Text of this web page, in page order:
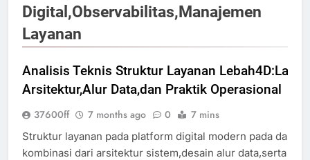
Digital,Observabilitas,Manajemen
Layanan
Analisis Teknis Struktur Layanan
Arsitektur,Alur Data,dan Praktik Operasional
37600ff 7 months ago 0 7 mins
Struktur layanan pada platform digital modern pada
kombinasi dari arsitektur sistem,desain alur data,serta